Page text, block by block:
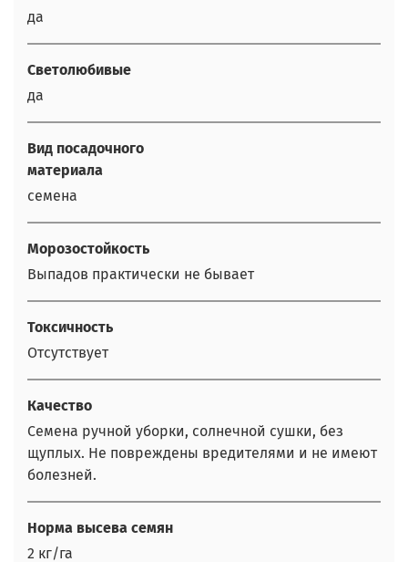
да
Светолюбивые
да
Вид посадочного
материала
семена
Морозостойкость
Выпадов практически не бывает
Токсичность
Отсутствует
Качество
Семена ручной уборки, солнечной сушки, без
щуплых. Не повреждены вредителями и не имеют
болезней.
Норма высева семян
2 кг/га